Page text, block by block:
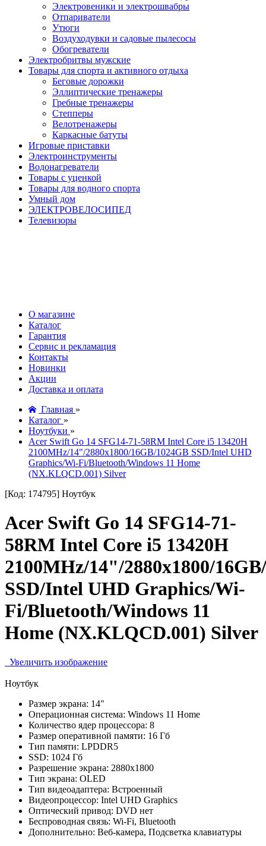
Электровеники и электрошвабры
Отпариватели
Утюги
Воздуходувки и садовые пылесосы
Обогреватели
Электробритвы мужские
Товары для спорта и активного отдыха
Беговые дорожки
Эллиптические тренажеры
Гребные тренажеры
Степперы
Велотренажеры
Каркасные батуты
Игровые приставки
Электроинструменты
Водонагреватели
Товары с уценкой
Товары для водного спорта
Умный дом
ЭЛЕКТРОВЕЛОСИПЕД
Телевизоры
О магазине
Каталог
Гарантия
Сервис и рекламация
Контакты
Новинки
Акции
Доставка и оплата
Главная »
Каталог »
Ноутбуки »
Acer Swift Go 14 SFG14-71-58RM Intel Core i5 13420H
2100MHz/14"/2880x1800/16GB/1024GB SSD/Intel UHD
Graphics/Wi-Fi/Bluetooth/Windows 11 Home
(NX.KLQCD.001) Silver
[Код: 174795] Ноутбук
Acer Swift Go 14 SFG14-71-
58RM Intel Core i5 13420H
2100MHz/14"/2880x1800/
SSD/Intel UHD Graphics/Wi-
Fi/Bluetooth/Windows 11
Home (NX.KLQCD.001) Silver
Увеличить изображение
Ноутбук
Размер экрана: 14"
Операционная система: Windows 11 Home
Количество ядер процессора: 8
Размер оперативной памяти: 16 Гб
Тип памяти: LPDDR5
SSD: 1024 Гб
Разрешение экрана: 2880x1800
Тип экрана: OLED
Тип видеоадаптера: Встроенный
Видеопроцессор: Intel UHD Graphics
Оптический привод: DVD нет
Беспроводная связь: Wi-Fi, Bluetooth
Дополнительно: Веб-камера, Подсветка клавиатуры